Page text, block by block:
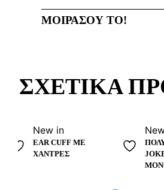
ποσότητα
ΜΟΙΡΑΣΟΥ ΤΟ!
ΣΧΕΤΙΚΑ
Νew in
EAR CUFF ΜΕ
ΧΆΝΤΡΕΣ